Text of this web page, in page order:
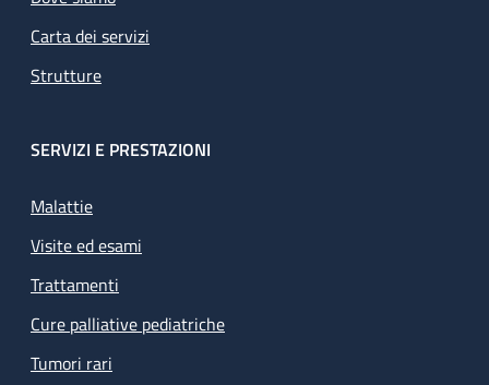
Carta dei servizi
Strutture
SERVIZI E PRESTAZIONI
Malattie
Visite ed esami
Trattamenti
Cure palliative pediatriche
Tumori rari